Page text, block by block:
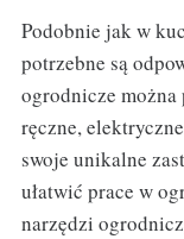
Podobnie jak w
potrzebne są
ogrodnicze
ręczne,
swoje unikalne
ułatwić prace w
narzędzi